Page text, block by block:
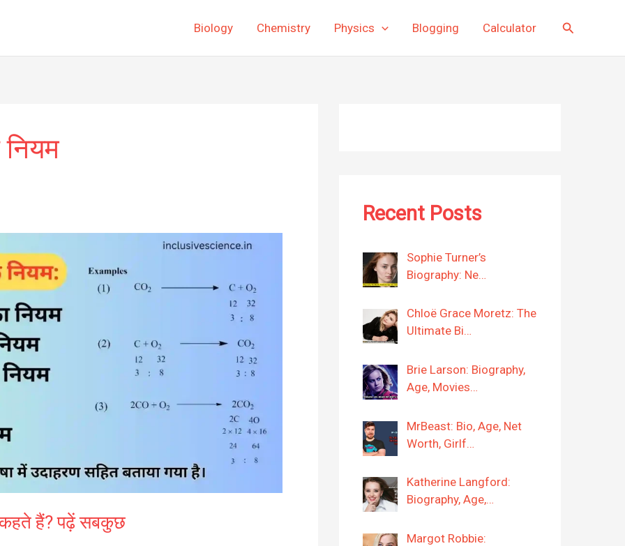
Biology Chemistry Physics Blogging Calculator Search
कहते हैं? पढ़ें सबकुछ
Recent Posts
Sophie Turner’s
Biography: Ne…
Chloë Grace Moretz: The
Ultimate Bi…
Brie Larson: Biography,
Age, Movies…
MrBeast: Bio, Age, Net
Worth, Girlf…
Katherine Langford:
Biography, Age,…
Margot Robbie: